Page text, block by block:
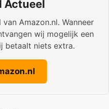
Actueel
Amazon.nl. Wanneer
wij mogelijk een
betaalt niets extra.